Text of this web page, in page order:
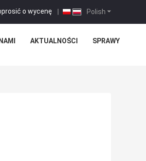
Polish
o wycenę |
AKTUALNOŚCI SPRAWY